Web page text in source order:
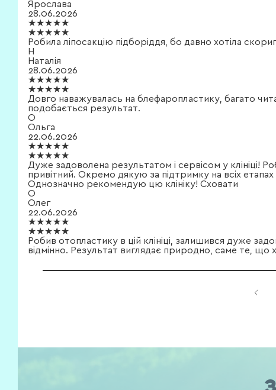
Ярослава
28.06.2026
★★★★★
★★★★★
Робила ліпосакцію підборіддя, бо давно хотіла
Н
Наталія
28.06.2026
★★★★★
★★★★★
Довго наважувалась на блефаропластику, багато
подобається результат.
О
Ольга
22.06.2026
★★★★★
★★★★★
Дуже задоволена результатом і сервісом у клініці!
привітний. Окремо дякую за підтримку на всіх
Однозначно рекомендую цю клініку! Сховати
О
Олег
22.06.2026
★★★★★
★★★★★
Робив отопластику в цій клініці, залишився дуже
відмінно. Результат виглядає природно, саме те, що